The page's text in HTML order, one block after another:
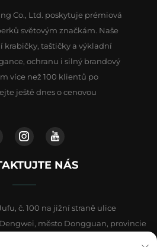
Co., Ltd. poskytuje prémiová
světovým značkám. Naše
taštičky a výkladní
ochranu i silný brandový
více než 100 klientů po
ještě dnes o cenovou
NÁS
č. 100 na jižní straně ulice
město Dongguan, provincie